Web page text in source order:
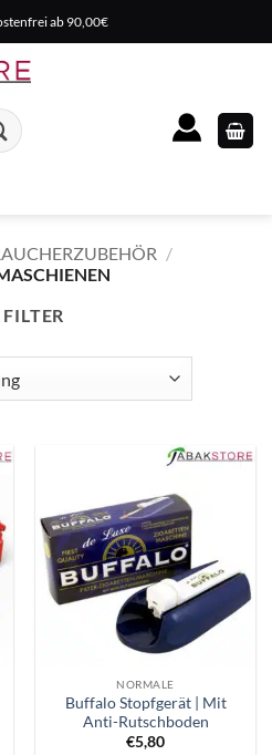
ab 90,00€
/
FILTER
NORMALE
Buffalo Stopfgerät | Mit
Anti-Rutschboden
€5,80